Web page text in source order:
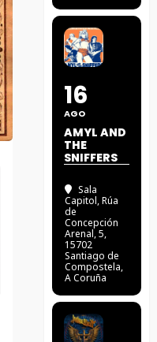
16
AGO
AMYL AND
THE
SNIFFERS
Sala
Capitol, Rúa
de
Concepción
Arenal, 5,
15702
Santiago de
Compostela,
A Coruña